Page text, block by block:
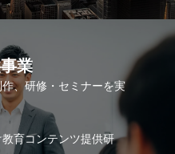
業
、研修・セミナーを実
育コンテンツ提供研